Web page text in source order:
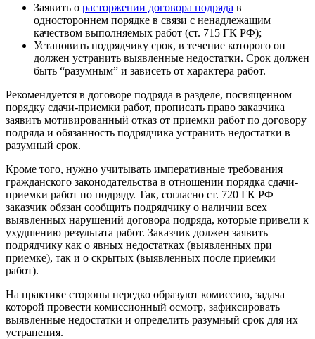
Заявить о расторжении договора подряда в
одностороннем порядке в связи с ненадлежащим
качеством выполняемых работ (ст. 715 ГК РФ);
Установить подрядчику срок, в течение которого он
должен устранить выявленные недостатки. Срок должен
быть “разумным” и зависеть от характера работ.
Рекомендуется в договоре подряда в разделе, посвященном
порядку сдачи-приемки работ, прописать право заказчика
заявить мотивированный отказ от приемки работ по договору
подряда и обязанность подрядчика устранить недостатки в
разумный срок.
Кроме того, нужно учитывать императивные требования
гражданского законодательства в отношении порядка сдачи-
приемки работ по подряду. Так, согласно ст. 720 ГК РФ
заказчик обязан сообщить подрядчику о наличии всех
выявленных нарушений договора подряда, которые привели к
ухудшению результата работ. Заказчик должен заявить
подрядчику как о явных недостатках (выявленных при
приемке), так и о скрытых (выявленных после приемки
работ).
На практике стороны нередко образуют комиссию, задача
которой провести комиссионный осмотр, зафиксировать
выявленные недостатки и определить разумный срок для их
устранения.